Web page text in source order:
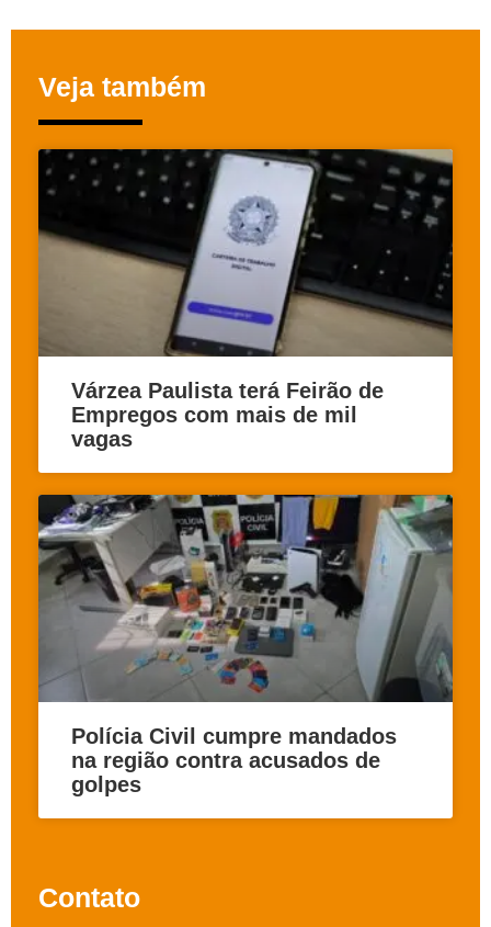
Veja também
Várzea Paulista terá Feirão de
Empregos com mais de mil
vagas
Polícia Civil cumpre mandados
na região contra acusados de
golpes
Contato